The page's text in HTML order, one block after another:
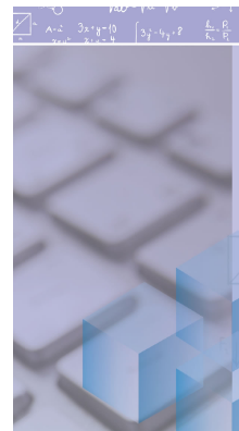
Imagen de portada